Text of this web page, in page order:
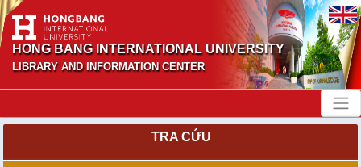
HONG BANG INTERNATIONAL UNIVERSITY
LIBRARY AND INFORMATION CENTER
TRA CỨU